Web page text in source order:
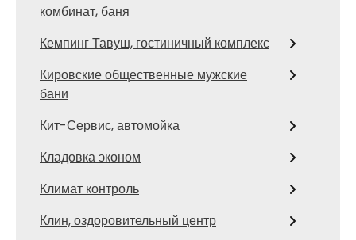
комбинат, баня
Кемпинг Тавуш, гостиничный комплекс
Кировские общественные мужские
бани
Кит-Сервис, автомойка
Кладовка эконом
Климат контроль
Клин, оздоровительный центр